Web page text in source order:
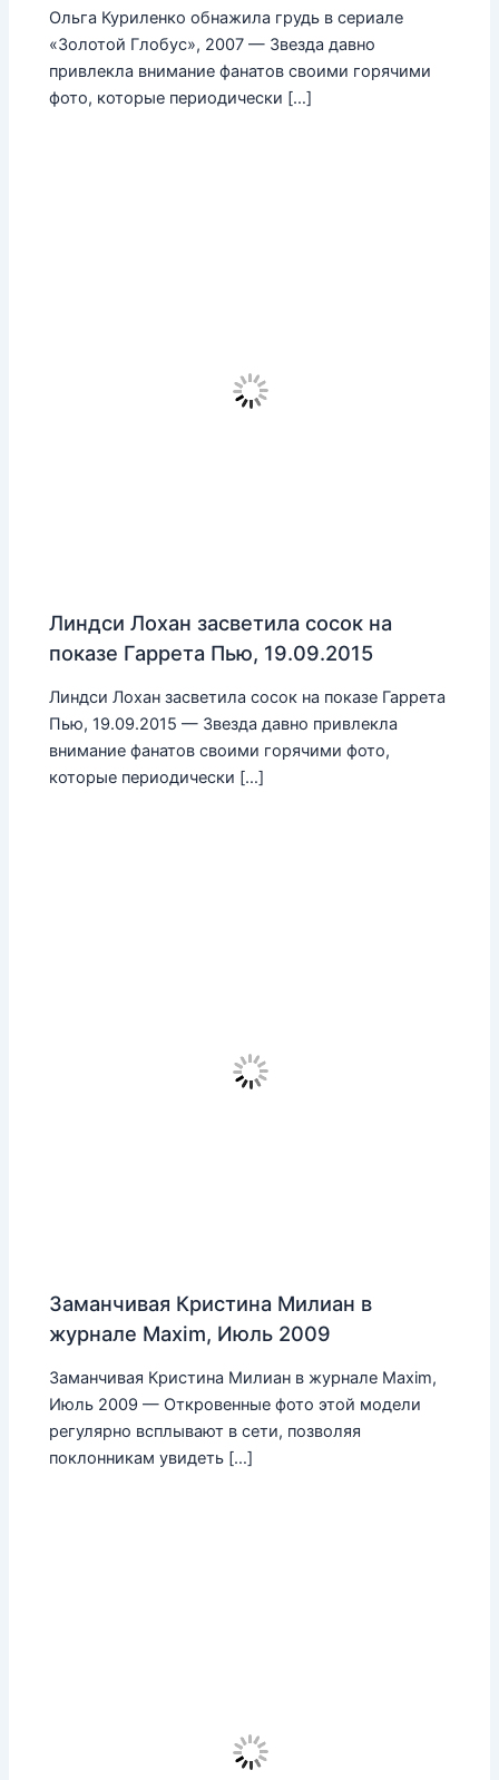
Ольга Куриленко обнажила грудь в сериале
«Золотой Глобус», 2007 — Звезда давно
привлекла внимание фанатов своими горячими
фото, которые периодически […]
Линдси Лохан засветила сосок на
показе Гаррета Пью, 19.09.2015
Линдси Лохан засветила сосок на показе Гаррета
Пью, 19.09.2015 — Звезда давно привлекла
внимание фанатов своими горячими фото,
которые периодически […]
Заманчивая Кристина Милиан в
журнале Maxim, Июль 2009
Заманчивая Кристина Милиан в журнале Maxim,
Июль 2009 — Откровенные фото этой модели
регулярно всплывают в сети, позволяя
поклонникам увидеть […]